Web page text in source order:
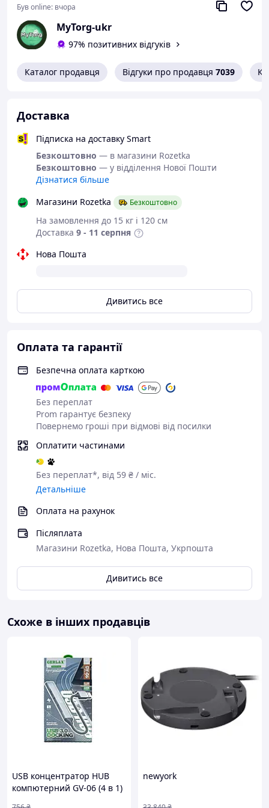
зображення вашого пристрою через Type-C на
Три порти USB 3.0 підтримують передачу даних зі
підключати відразу три периферійних пристроїв,
включно з клавіатури, миші і жорсткі диски.
Завдяки слотів SD і TF до нього легко отримати доступ
для одночасного читання карт пам'яті Micro SD і TF
карт. Підтримує карти пам'яті SD і TF до 512 ГБ. Це
робить хаб ідеальним інструментом для фотографа або
дизайнера
Роз'єми:
1 х Слот для SD-карти
1 х Слот для TF-карти
Матеріал корпусу: Алюміній
Інтерфейс підключення: Type - C
Сумісність: Гаджети з наявністю Type-C порту
HDMI: 4K UHD (3840 x 2160 при 30 Гц або 1080p /
60 Гц)
1 х Хаб-перехідник 6 в 1 з Type C на 4K HDMI, SD,
Був online: вчора
MyTorg-ukr
97% позитивних відгуків
Каталог продавця Відгуки про продавця 7039
Доставка
Підписка на доставку Smart
Безкоштовно — в магазини Rozetka
Безкоштовно — у відділення Нової Пошти
Дізнатися більше
Магазини Rozetka
Безкоштовно
На замовлення до 15 кг і 120 см
Доставка 9 - 11 серпня
Нова Пошта
Дивитись все
Оплата та гарантії
Безпечна оплата карткою
Без переплат
Prom гарантує безпеку
Повернемо гроші при відмові від посилки
Оплатити частинами
Без переплат*, від 59 ₴ / міс.
Детальніше
Оплата на рахунок
Післяплата
Магазини Rozetka, Нова Пошта, Укрпошта
Дивитись все
Схоже в інших продавців
USB концентратор HUB
компютерний GV-06 (4 в 1)
newyork